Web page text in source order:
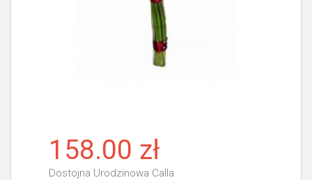
158.00 zł
Dostojna Urodzinowa Calla